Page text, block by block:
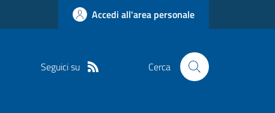
Accedi all'area personale
Seguici su Cerca